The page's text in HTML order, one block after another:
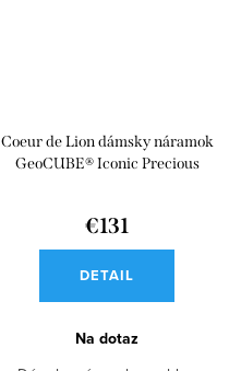
Coeur de Lion dámsky náramok
GeoCUBE® Iconic Precious
€131
DETAIL
Na dotaz